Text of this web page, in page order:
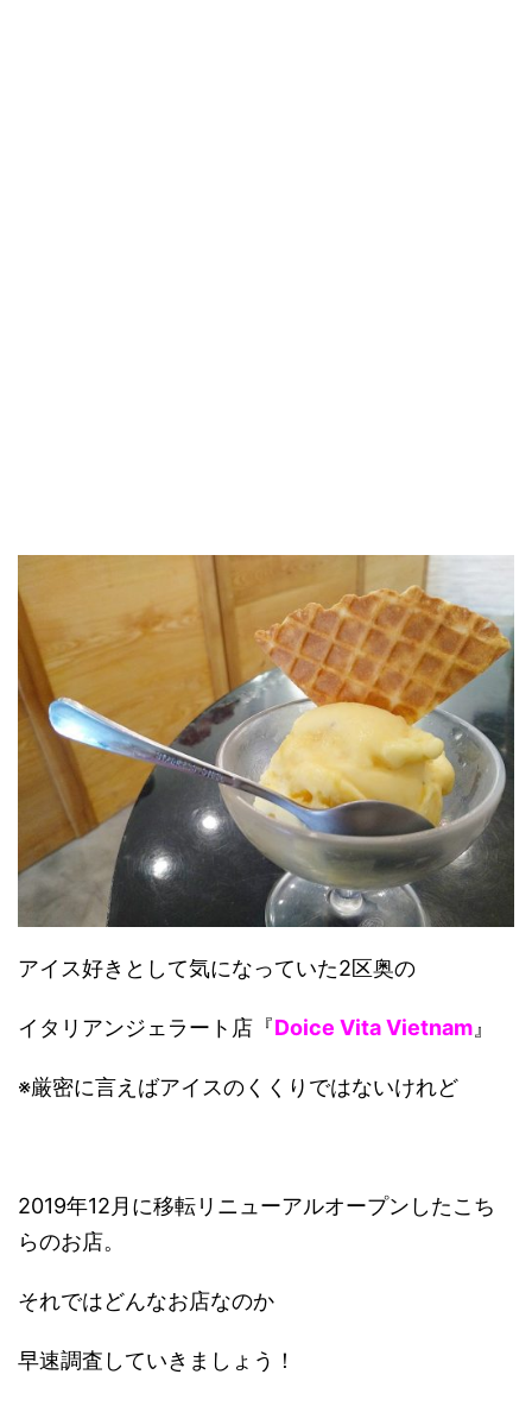
アイス好きとして気になっていた2区奥の
イタリアンジェラート店『Doice Vita Vietnam』
※厳密に言えばアイスのくくりではないけれど
2019年12月に移転リニューアルオープンしたこち
らのお店。
それではどんなお店なのか
早速調査していきましょう！